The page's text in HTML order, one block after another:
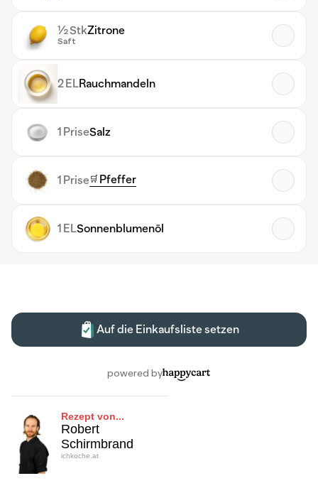
Rezept von...
Robert
Schirmbrand
ichkoche.at